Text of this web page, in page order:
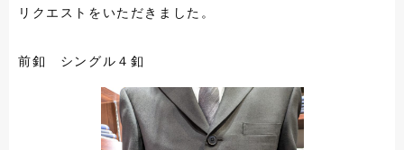
リクエストをいただきました。
前釦 シングル４釦